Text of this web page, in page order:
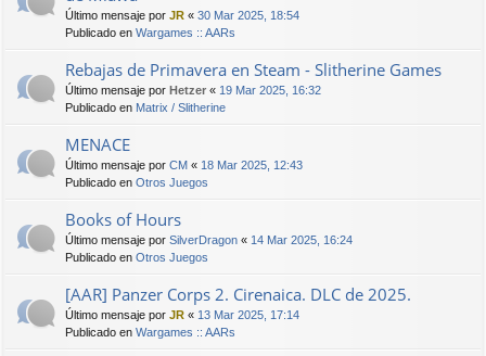
Último mensaje por JR « 30 Mar 2025, 18:54
Publicado en Wargames :: AARs
Rebajas de Primavera en Steam - Slitherine Games
Último mensaje por Hetzer « 19 Mar 2025, 16:32
Publicado en Matrix / Slitherine
MENACE
Último mensaje por CM « 18 Mar 2025, 12:43
Publicado en Otros Juegos
Books of Hours
Último mensaje por SilverDragon « 14 Mar 2025, 16:24
Publicado en Otros Juegos
[AAR] Panzer Corps 2. Cirenaica. DLC de 2025.
Último mensaje por JR « 13 Mar 2025, 17:14
Publicado en Wargames :: AARs